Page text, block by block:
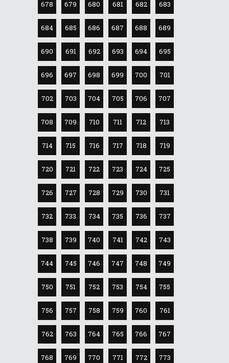
678 679 680 681 682 683
684 685 686 687 688 689
690 691 692 693 694 695
696 697 698 699 700 701
702 703 704 705 706 707
708 709 710 711 712 713
714 715 716 717 718 719
720 721 722 723 724 725
726 727 728 729 730 731
732 733 734 735 736 737
738 739 740 741 742 743
744 745 746 747 748 749
750 751 752 753 754 755
756 757 758 759 760 761
762 763 764 765 766 767
768 769 770 771 772 773